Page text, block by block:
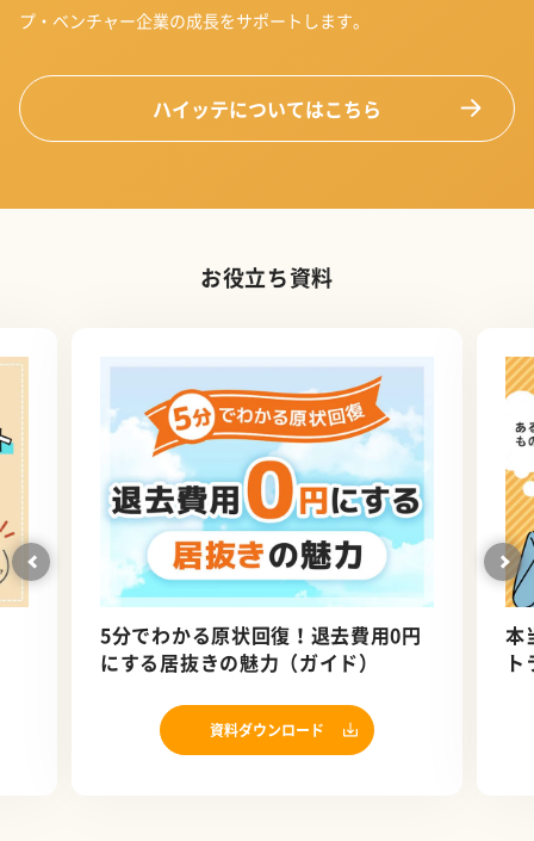
プ・ベンチャー企業の成長をサポートします。
ハイッテについてはこちら
お役立ち資料
5分でわかる原状回復！退去費用0円
にする居抜きの魅力（ガイド）
資料ダウンロード
本